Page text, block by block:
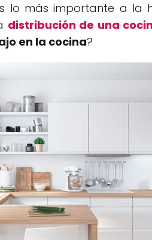
lo más importante a la
distribución de una
en la cocina?